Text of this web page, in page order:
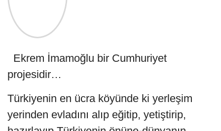
Ekrem İmamoğlu bir Cumhuriyet
projesidir…
Türkiyenin en ücra köyünde ki yerleşim
yerinden evladını alıp eğitip, yetiştirip,